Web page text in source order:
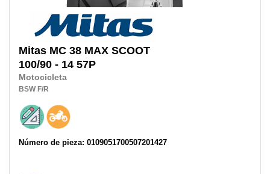
Mitas MC 38 MAX SCOOT
100/90 - 14 57P
Motocicleta
BSW F/R
Número de pieza: 0109051700507201427